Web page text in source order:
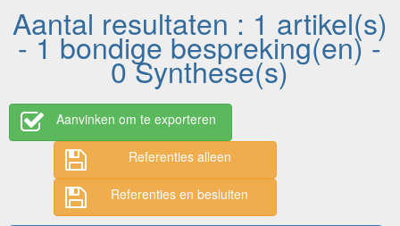
Aantal resultaten : 1 artikel(s)
- 1 bondige bespreking(en) -
0 Synthese(s)
Aanvinken om te exporteren
Referenties alleen
Referenties en besluiten